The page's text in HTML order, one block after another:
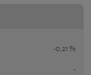
-0,21 %
-